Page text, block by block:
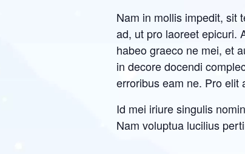
Nam in mollis impedit, sit
ad, ut pro laoreet epicuri.
habeo graeco ne mei, et
in decore docendi
erroribus eam ne. Pro elit
Id mei iriure singulis
Nam voluptua lucilius